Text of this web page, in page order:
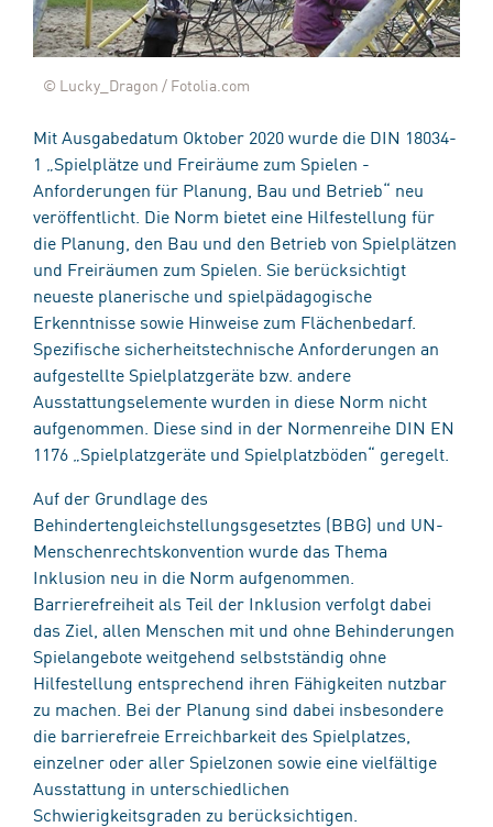
© Lucky_Dragon / Fotolia.com
Mit Ausgabedatum Oktober 2020 wurde die DIN 18034-
1 „Spielplätze und Freiräume zum Spielen -
Anforderungen für Planung, Bau und Betrieb“ neu
veröffentlicht. Die Norm bietet eine Hilfestellung für
die Planung, den Bau und den Betrieb von Spielplätzen
und Freiräumen zum Spielen. Sie berücksichtigt
neueste planerische und spielpädagogische
Erkenntnisse sowie Hinweise zum Flächenbedarf.
Spezifische sicherheitstechnische Anforderungen an
aufgestellte Spielplatzgeräte bzw. andere
Ausstattungselemente wurden in diese Norm nicht
aufgenommen. Diese sind in der Normenreihe DIN EN
1176 „Spielplatzgeräte und Spielplatzböden“ geregelt.
Auf der Grundlage des
Behindertengleichstellungsgesetztes (BBG) und UN-
Menschenrechtskonvention wurde das Thema
Inklusion neu in die Norm aufgenommen.
Barrierefreiheit als Teil der Inklusion verfolgt dabei
das Ziel, allen Menschen mit und ohne Behinderungen
Spielangebote weitgehend selbstständig ohne
Hilfestellung entsprechend ihren Fähigkeiten nutzbar
zu machen. Bei der Planung sind dabei insbesondere
die barrierefreie Erreichbarkeit des Spielplatzes,
einzelner oder aller Spielzonen sowie eine vielfältige
Ausstattung in unterschiedlichen
Schwierigkeitsgraden zu berücksichtigen.